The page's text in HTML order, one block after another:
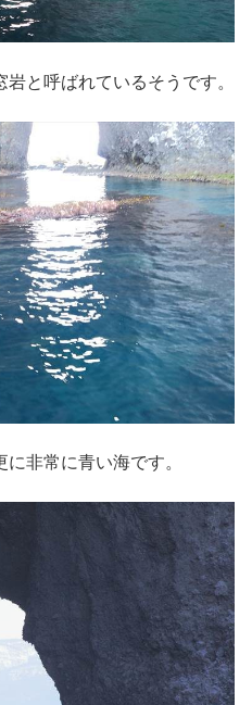
と呼ばれているそうです。
非常に青い海です。